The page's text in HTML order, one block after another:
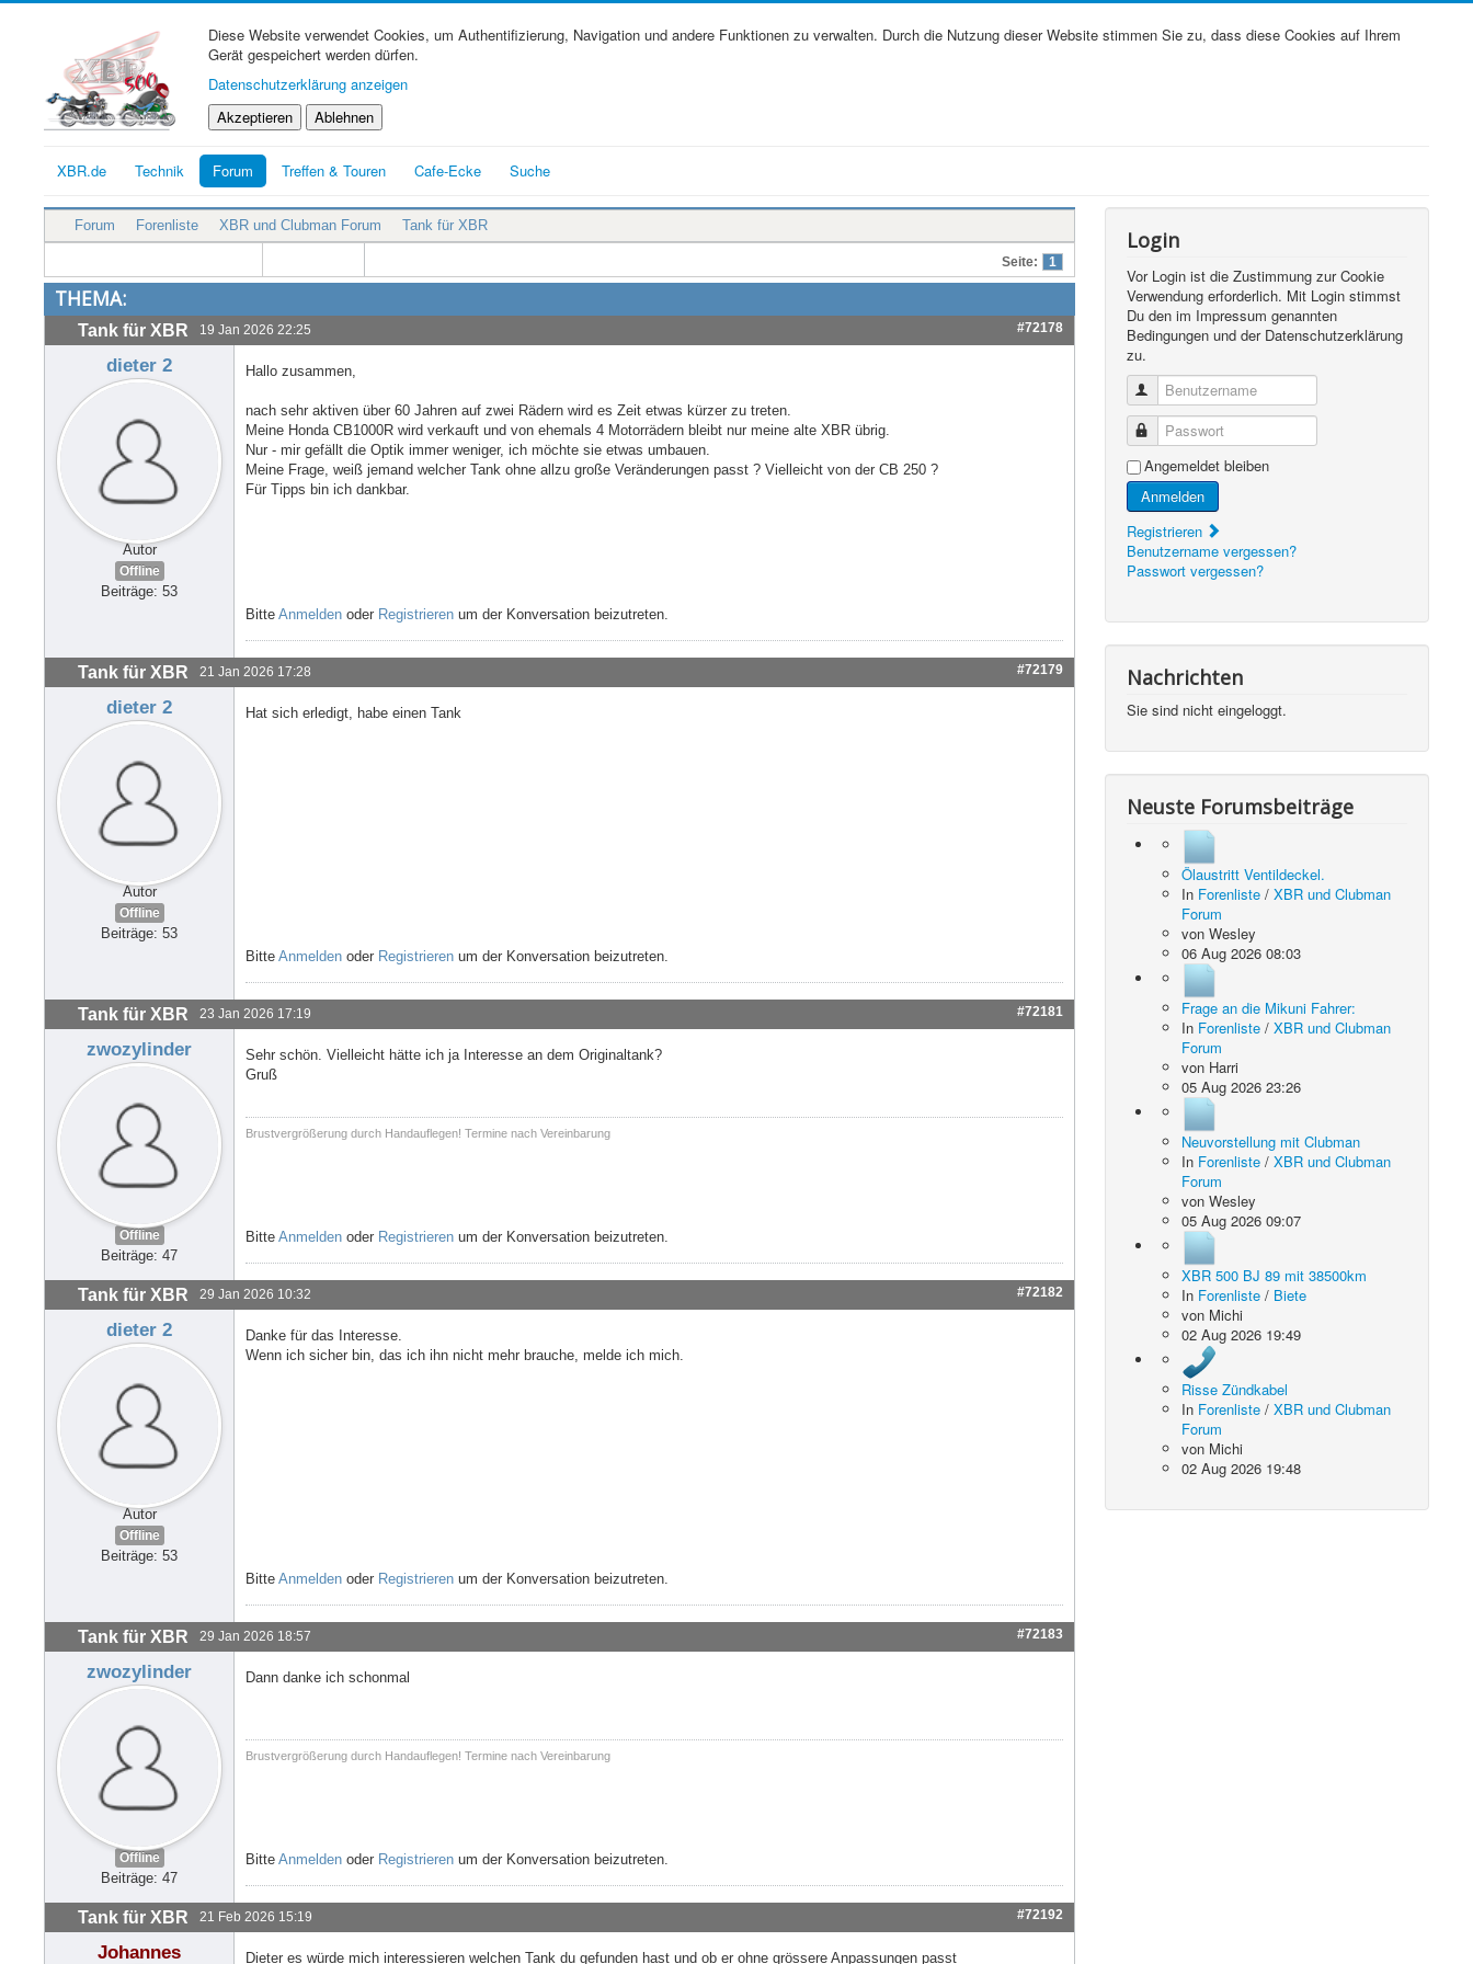
Diese Website verwendet Cookies, um Authentifizierung, Navigation und andere Funktionen zu verwalten. Durch die Nutzung dieser Website stimmen Sie zu, dass diese Cookies auf Ihrem
Gerät gespeichert werden dürfen.
Datenschutzerklärung anzeigen
Akzeptieren
Ablehnen
XBR.de Technik Forum Treffen & Touren Cafe-Ecke Suche
Forum Forenliste XBR und Clubman Forum Tank für XBR
Seite: 1
THEMA:
Tank für XBR 19 Jan 2026 22:25 #72178
dieter 2
Autor
Offline
Beiträge: 53
Hallo zusammen,
nach sehr aktiven über 60 Jahren auf zwei Rädern wird es Zeit etwas kürzer zu treten.
Meine Honda CB1000R wird verkauft und von ehemals 4 Motorrädern bleibt nur meine alte XBR übrig.
Nur - mir gefällt die Optik immer weniger, ich möchte sie etwas umbauen.
Meine Frage, weiß jemand welcher Tank ohne allzu große Veränderungen passt ? Vielleicht von der CB 250 ?
Für Tipps bin ich dankbar.
Bitte Anmelden oder Registrieren um der Konversation beizutreten.
Tank für XBR 21 Jan 2026 17:28 #72179
dieter 2
Autor
Offline
Beiträge: 53
Hat sich erledigt, habe einen Tank
Bitte Anmelden oder Registrieren um der Konversation beizutreten.
Tank für XBR 23 Jan 2026 17:19 #72181
zwozylinder
Offline
Beiträge: 47
Sehr schön. Vielleicht hätte ich ja Interesse an dem Originaltank?
Gruß
Brustvergrößerung durch Handauflegen! Termine nach Vereinbarung
Bitte Anmelden oder Registrieren um der Konversation beizutreten.
Tank für XBR 29 Jan 2026 10:32 #72182
dieter 2
Autor
Offline
Beiträge: 53
Danke für das Interesse.
Wenn ich sicher bin, das ich ihn nicht mehr brauche, melde ich mich.
Bitte Anmelden oder Registrieren um der Konversation beizutreten.
Tank für XBR 29 Jan 2026 18:57 #72183
zwozylinder
Offline
Beiträge: 47
Dann danke ich schonmal
Brustvergrößerung durch Handauflegen! Termine nach Vereinbarung
Bitte Anmelden oder Registrieren um der Konversation beizutreten.
Tank für XBR 21 Feb 2026 15:19 #72192
Johannes
Dieter es würde mich interessieren welchen Tank du gefunden hast und ob er ohne grössere Anpassungen passt
Login
Vor Login ist die Zustimmung zur Cookie
Verwendung erforderlich. Mit Login stimmst
Du den im Impressum genannten
Bedingungen und der Datenschutzerklärung
zu.
Benutzername
Passwort
Angemeldet bleiben
Anmelden
Registrieren
Benutzername vergessen?
Passwort vergessen?
Nachrichten
Sie sind nicht eingeloggt.
Neuste Forumsbeiträge
Ölaustritt Ventildeckel.
In Forenliste /XBR und Clubman
Forum
vonWesley
06 Aug 2026 08:03
Frage an die Mikuni Fahrer:
In Forenliste /XBR und Clubman
Forum
von Harri
05 Aug 2026 23:26
Neuvorstellung mit Clubman
In Forenliste /XBR und Clubman
Forum
vonWesley
05 Aug 2026 09:07
XBR 500 BJ 89 mit 38500km
In Forenliste / Biete
von Michi
02 Aug 2026 19:49
Risse Zündkabel
In Forenliste /XBR und Clubman
Forum
von Michi
02 Aug 2026 19:48